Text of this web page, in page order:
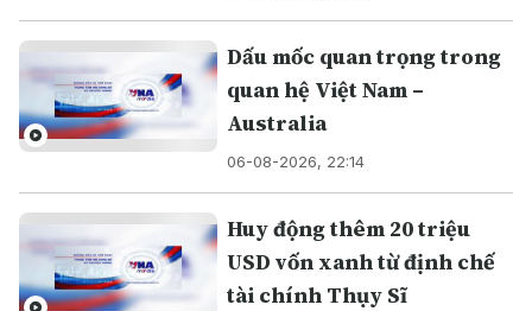
Dấu mốc quan trọng trong
quan hệ Việt Nam –
Australia
06-08-2026, 22:14
Huy động thêm 20 triệu
USD vốn xanh từ định chế
tài chính Thụy Sĩ